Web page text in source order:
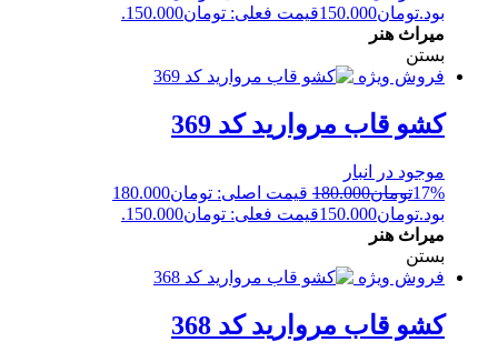
بود.تومان150.000قیمت فعلی: تومان150.000.
میراث هنر
بستن
فروش ویژه
کشو قاب مروارید کد 369
موجود در انبار
17%تومان180.000
قیمت اصلی: تومان180.000
بود.تومان150.000قیمت فعلی: تومان150.000.
میراث هنر
بستن
فروش ویژه
کشو قاب مروارید کد 368